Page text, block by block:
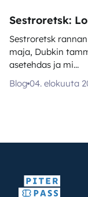
Sestroretsk:
Sestroretsk
maja, Dubkin
asetehdas ja mi...
Blog 04. elokuuta